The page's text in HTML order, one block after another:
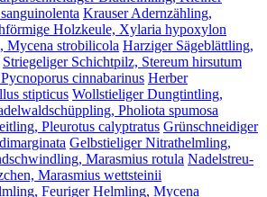
Krauser Adernzähling,
Holzkeule, Xylaria hypoxylon
Mycena strobilicola Harziger Sägeblättling,
Striegeliger Schichtpilz, Stereum hirsutum
cinnabarinus Herber
stipticus Wollstieliger Dungtintling,
Pholiota spumosa
Pleurotus calyptratus Grünschneidiger
Gelbstieliger Nitrathelmling,
Marasmius rotula Nadelstreu-
Marasmius wettsteinii
Feuriger Helmling, Mycena